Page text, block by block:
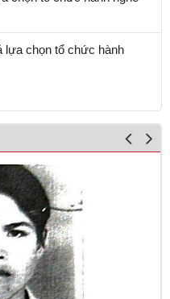
lựa chọn tổ chức hành